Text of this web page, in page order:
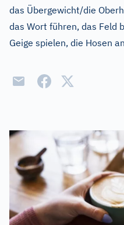
das Übergewicht/die
das Wort führen, das Feld
Geige spielen, die Hosen